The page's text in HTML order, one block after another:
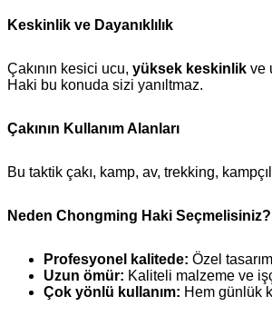
Keskinlik ve Dayanıklılık
Çakının kesici ucu, yüksek keskinlik ve
Haki bu konuda sizi yanıltmaz.
Çakının Kullanım Alanları
Bu taktik çakı, kamp, av, trekking,
Neden Chongming Haki Seçmelisiniz?
Profesyonel kalitede: Özel
Uzun ömür: Kaliteli malzeme ve
Çok yönlü kullanım: Hem günlük